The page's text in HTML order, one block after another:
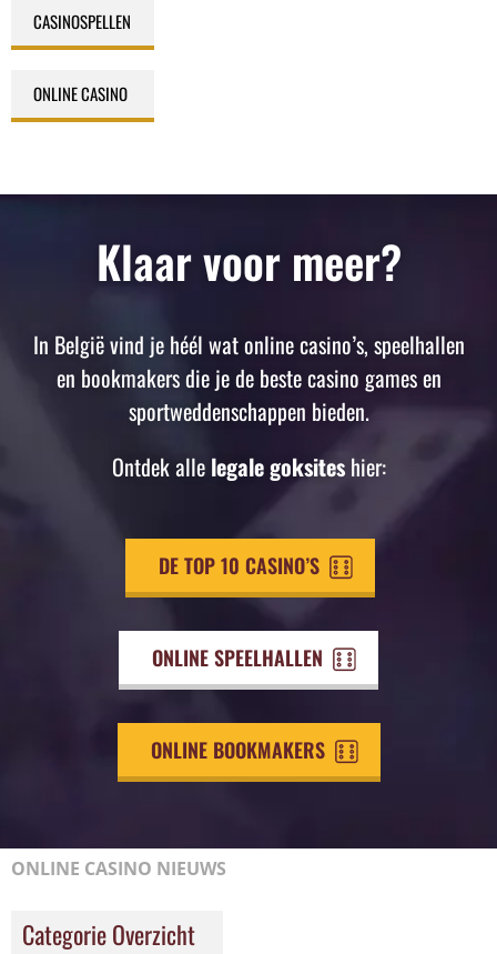
CASINOSPELLEN
ONLINE CASINO
Klaar voor meer?
In België vind je héél wat online casino’s, speelhallen
en bookmakers die je de beste casino games en
sportweddenschappen bieden.
Ontdek alle legale goksiteshier:
DE TOP 10 CASINO’S
ONLINE SPEELHALLEN
ONLINE BOOKMAKERS
ONLINE CASINO NIEUWS
Categorie Overzicht